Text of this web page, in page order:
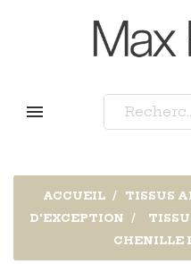
ACCUEIL TISSUS
D'EXCEPTION
CHENILLE